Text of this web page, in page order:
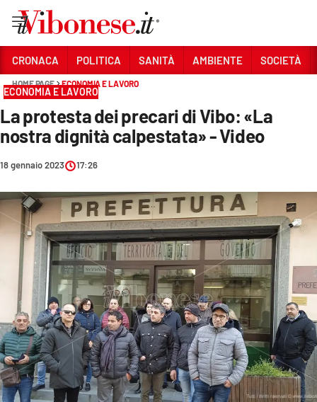
Sezioni
CRONACA
POLITICA
SANITÀ
AMBIENTE
SOCIETÀ
CULTURA
ECONOMIA E LAVORO
EVENTI
SPORT
Streaming
CRONACA POLITICA SANITÀ AMBIENTE SOCIETÀ
HOME PAGE ECONOMIA E LAVORO
ECONOMIA E LAVORO
La protesta dei precari di Vibo: «La
nostra dignità calpestata» - Video
18 gennaio 2023 17:26